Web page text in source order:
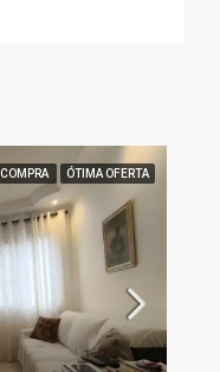
COMPRA ÓTIMA OFERTA